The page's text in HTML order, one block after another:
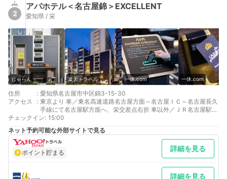
2
アパホテル＜名古屋錦＞EXCELLENT
愛知県 / 栄
じゃらん 楽天トラベル 一休.com 一休.com
住所 : 愛知県名古屋市中区錦3-15-30
アクセス
: 東京より 車／東名高速道路名古屋方面～名古屋ＩＣ～名古屋長久
手線にて名古屋駅方面へ、栄交差点右折 車以外／ＪＲ名古屋駅経
由地下鉄東山線栄駅2番出口から徒歩1分
大阪より 車／名神高速道路名古屋方面～東名高速道路～名古屋Ｉ
Ｃ～名古屋長久手線にて名古屋駅方面へ、栄交差点右折 車以外／
ＪＲ・近鉄名古屋駅経由地下鉄東山線栄駅2番出口から徒歩1分
最寄り駅１ 栄
最寄り駅２ 久屋大通
補足 車／駐車場は先着順。高さ2,3ｍ利用料金：1泊 2,200円(税
込) 30分毎/300円(税込) 他ホテルプラン、
チェックイン: 15:00
ネット予約可能な外部サイトで見る
ポイント貯まる 詳細を見る
詳細を見る